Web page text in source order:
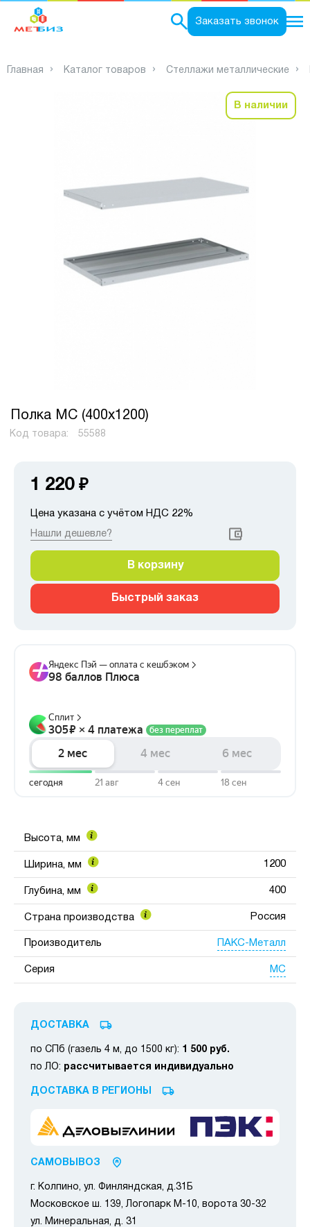
Заказать звонок
Главная Каталог товаров Стеллажи металлические
В наличии
Полка МС (400х1200)
Код товара: 55588
1 220 ₽
Цена указана с учётом НДС 22%
Нашли дешевле?
В корзину
Быстрый заказ
Высота, мм
Ширина, мм 1200
Глубина, мм 400
Страна производства Россия
Производитель ПАКС-Металл
Серия МС
ДОСТАВКА
по СПб (газель 4 м, до 1500 кг): 1 500 руб.
по ЛО: рассчитывается индивидуально
ДОСТАВКА В РЕГИОНЫ
САМОВЫВОЗ
г. Колпино, ул. Финляндская, д.31Б
Московское ш. 139, Логопарк М-10, ворота 30-32
ул. Минеральная, д. 31